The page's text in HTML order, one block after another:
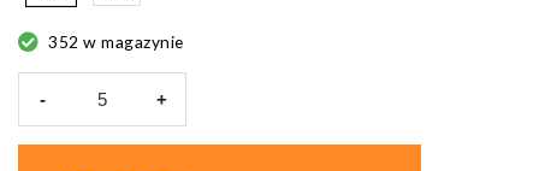
352 w magazynie
- +